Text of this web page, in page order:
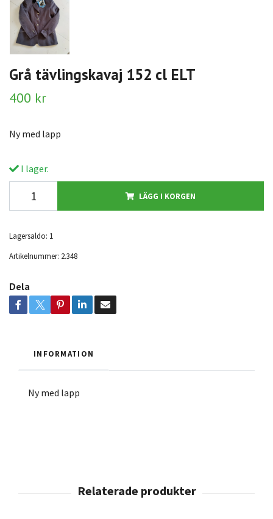
Grå tävlingskavaj 152 cl ELT
400 kr
Ny med lapp
I lager.
LÄGG I KORGEN
Lagersaldo: 1
Artikelnummer: 2.348
Dela
INFORMATION
Ny med lapp